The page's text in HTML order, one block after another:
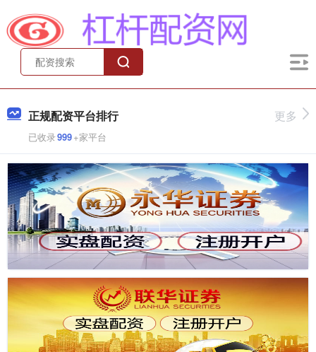
正规配资平台排行
已收录999+家平台
更多